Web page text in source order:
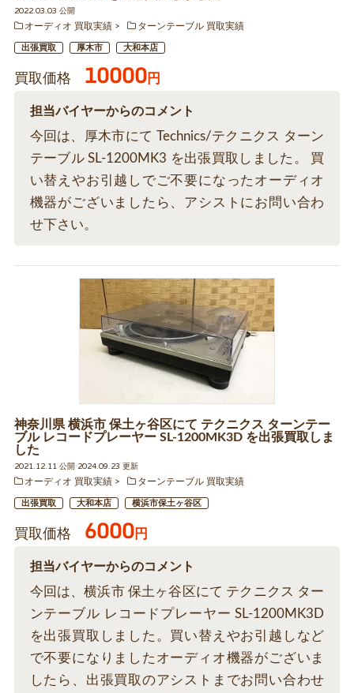
2022.03.03 公開
オーディオ 買取実績
ターンテーブル 買取実績
出張買取 厚木市 大和本店
買取価格 10000円
担当バイヤーからのコメント
今回は、厚木市にて Technics/テクニクス ターン
テーブル SL-1200MK3 を出張買取しました。 買
い替えやお引越しでご不要になったオーディオ
機器がございましたら、アシストにお問い合わ
せ下さい。
神奈川県 横浜市 保土ヶ谷区にて テクニクス ターンテー
ブル レコードプレーヤー SL-1200MK3D を出張買取しま
した
2021.12.11 公開 2024.09.23 更新
オーディオ 買取実績
ターンテーブル 買取実績
出張買取 大和本店 横浜市保土ヶ谷区
買取価格 6000円
担当バイヤーからのコメント
今回は、横浜市 保土ヶ谷区にて テクニクス ター
ンテーブル レコードプレーヤー SL-1200MK3D
を出張買取しました。買い替えやお引越しなど
で不要になりましたオーディオ機器がございま
したら、出張買取のアシストまでお問い合わせ